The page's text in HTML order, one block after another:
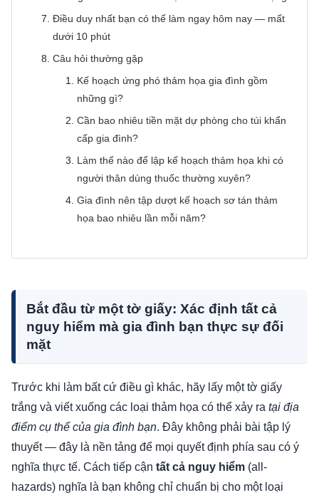
Điều duy nhất bạn có thể làm ngay hôm nay — mất
dưới 10 phút
Câu hỏi thường gặp
Kế hoạch ứng phó thảm họa gia đình gồm
những gì?
Cần bao nhiêu tiền mặt dự phòng cho túi khẩn
cấp gia đình?
Làm thế nào để lập kế hoạch thảm họa khi có
người thân dùng thuốc thường xuyên?
Gia đình nên tập dượt kế hoạch sơ tán thảm
họa bao nhiêu lần mỗi năm?
Bắt đầu từ một tờ giấy: Xác định tất cả
nguy hiểm mà gia đình bạn thực sự đối
mặt
Trước khi làm bất cứ điều gì khác, hãy lấy một tờ giấy
trắng và viết xuống các loại thảm họa có thể xảy ra tại địa
điểm cụ thể của gia đình bạn. Đây không phải bài tập lý
thuyết — đây là nền tảng để mọi quyết định phía sau có ý
nghĩa thực tế. Cách tiếp cận tất cả nguy hiểm (all-
hazards) nghĩa là bạn không chỉ chuẩn bị cho một loại